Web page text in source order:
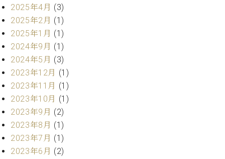
ェ
ッ
シ
ョ
ナ
ル
W.
ホ
フ
マ
ン
ト
ラ
本
社
：
八
子
・
技
術
営
業
セ
ン
タ
ー
2025年4月 (3)
2025年2月 (1)
2025年1月 (1)
2024年9月 (1)
2024年5月 (3)
2023年12月 (1)
2023年11月 (1)
2023年10月 (1)
2023年9月 (2)
2023年8月 (1)
2023年7月 (1)
2023年6月 (2)